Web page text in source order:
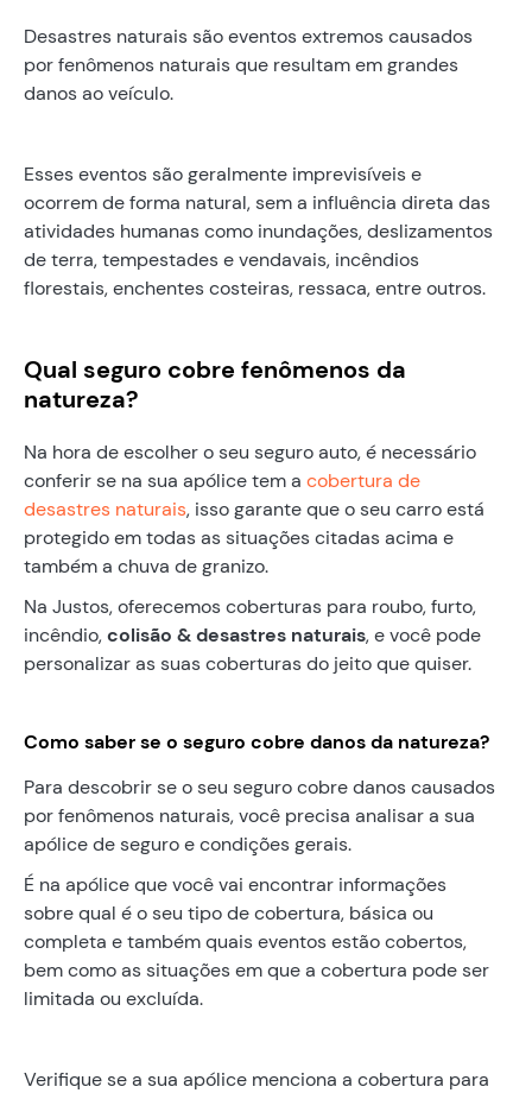
Desastres naturais são eventos extremos causados
por fenômenos naturais que resultam em grandes
danos ao veículo.
Esses eventos são geralmente imprevisíveis e
ocorrem de forma natural, sem a influência direta das
atividades humanas como inundações, deslizamentos
de terra, tempestades e vendavais, incêndios
florestais, enchentes costeiras, ressaca, entre outros.
Qual seguro cobre fenômenos da
natureza?
Na hora de escolher o seu seguro auto, é necessário
conferir se na sua apólice tem a cobertura de
desastres naturais, isso garante que o seu carro está
protegido em todas as situações citadas acima e
também a chuva de granizo.
Na Justos, oferecemos coberturas para roubo, furto,
incêndio,colisão &desastres naturais, e você pode
personalizar as suas coberturas do jeito que quiser.
Como saber se o seguro cobre danos da natureza?
Para descobrir se o seu seguro cobre danos causados
por fenômenos naturais, você precisa analisar a sua
apólice de seguro e condições gerais.
É na apólice que você vai encontrar informações
sobre qual é o seu tipo de cobertura, básica ou
completa e também quais eventos estão cobertos,
bem como as situações em que a cobertura pode ser
limitada ou excluída.
Verifique se a sua apólice menciona a cobertura para